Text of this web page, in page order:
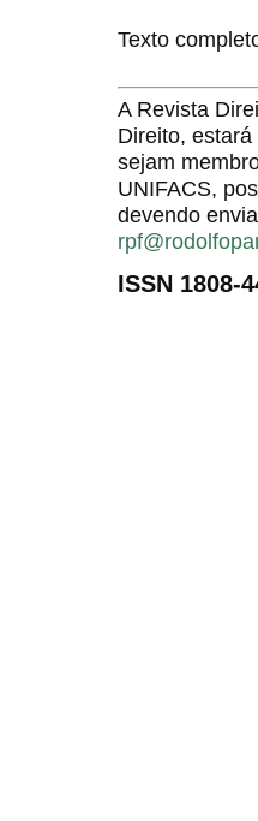
Texto
A Revista
Direito,
sejam
UNIFACS,
devendo
ISSN 1808-